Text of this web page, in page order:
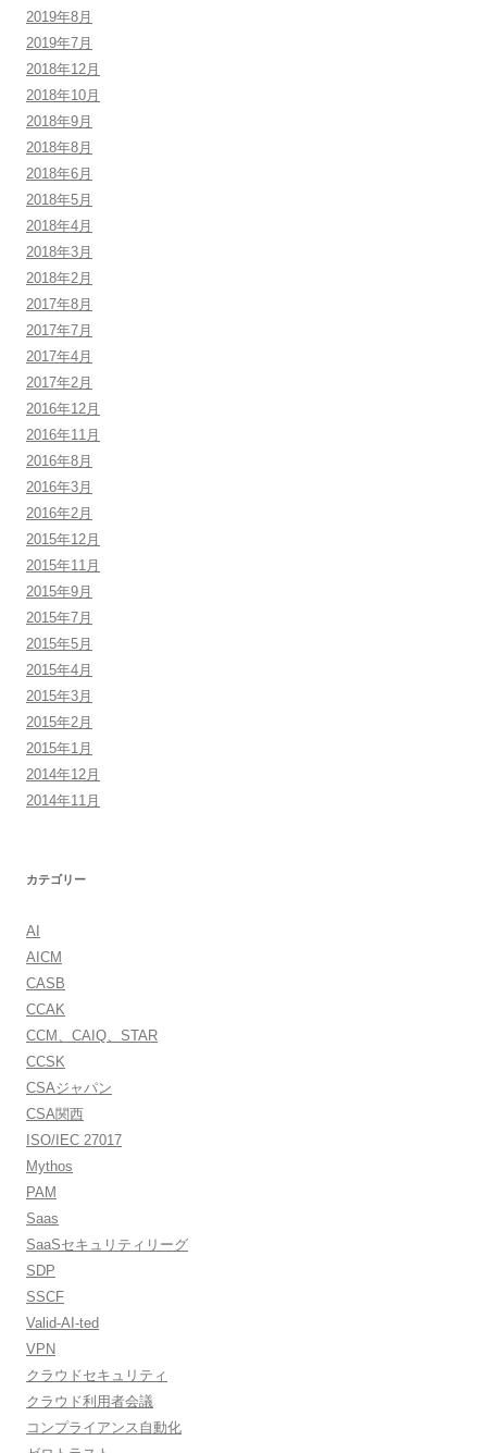
2019年8月
2019年7月
2018年12月
2018年10月
2018年9月
2018年8月
2018年6月
2018年5月
2018年4月
2018年3月
2018年2月
2017年8月
2017年7月
2017年4月
2017年2月
2016年12月
2016年11月
2016年8月
2016年3月
2016年2月
2015年12月
2015年11月
2015年9月
2015年7月
2015年5月
2015年4月
2015年3月
2015年2月
2015年1月
2014年12月
2014年11月
カテゴリー
AI
AICM
CASB
CCAK
CCM、CAIQ、STAR
CCSK
CSAジャパン
CSA関西
ISO/IEC 27017
Mythos
PAM
Saas
SaaSセキュリティリーグ
SDP
SSCF
Valid-AI-ted
VPN
クラウドセキュリティ
クラウド利用者会議
コンプライアンス自動化